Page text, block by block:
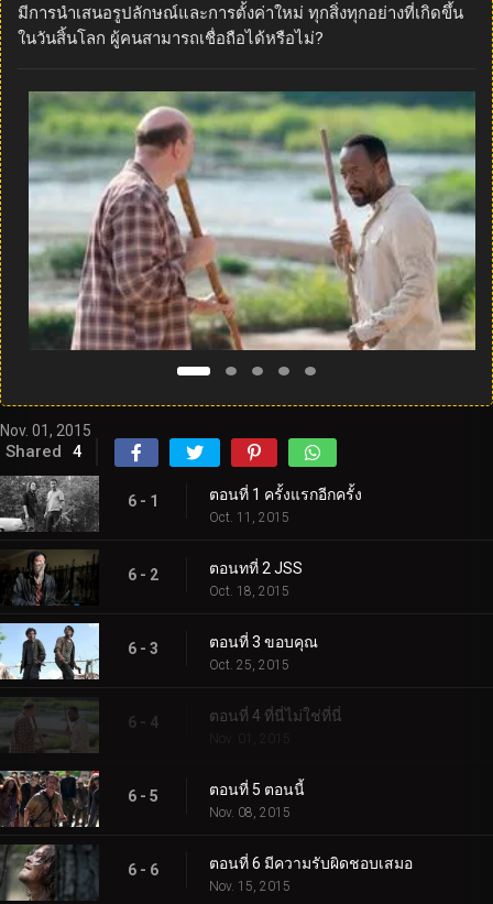
มีการนำเสนอรูปลักษณ์และการตั้งค่าใหม่ ทุกสิ่งทุกอย่างที่เกิดขึ้น
ในวันสิ้นโลก ผู้คนสามารถเชื่อถือได้หรือไม่?
Nov. 01, 2015
Shared 4
6 - 1 ตอนที่ 1 ครั้งแรกอีกครั้ง
Oct. 11, 2015
6 - 2 ตอนทที่ 2 JSS
Oct. 18, 2015
6 - 3 ตอนที่ 3 ขอบคุณ
Oct. 25, 2015
6 - 4 ตอนที่ 4 ที่นี่ไม่ใช่ที่นี่
6 - 5 ตอนที่ 5 ตอนนี้
Nov. 08, 2015
6 - 6 ตอนที่ 6 มีความรับผิดชอบเสมอ
Nov. 15, 2015